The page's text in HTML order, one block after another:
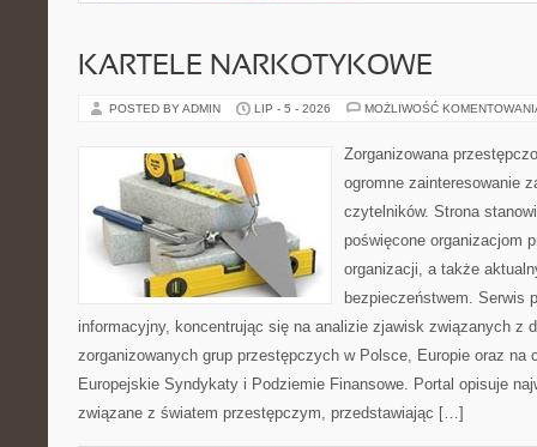
KARTELE NARKOTYKOWE
POSTED BY ADMIN LIP - 5 - 2026 MOŻLIWOŚĆ
Zorganizowana
ogromne zainteresowanie
czytelników. Strona
poświęcone organizacjom
organizacji, a także
bezpieczeństwem. Serwis
informacyjny, koncentrując się na analizie zjawisk związanych z
zorganizowanych grup przestępczych w Polsce, Europie oraz na
Europejskie Syndykaty i Podziemie Finansowe. Portal opisuje
związane z światem przestępczym, przedstawiając […]